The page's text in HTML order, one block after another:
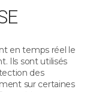
en temps réel le
Ils sont utilisés
des
sur certaines